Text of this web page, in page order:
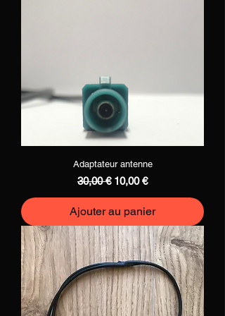
Adaptateur antenne
Prix original
30,00 € Prix promotionnel
10,00 €
Ajouter au panier